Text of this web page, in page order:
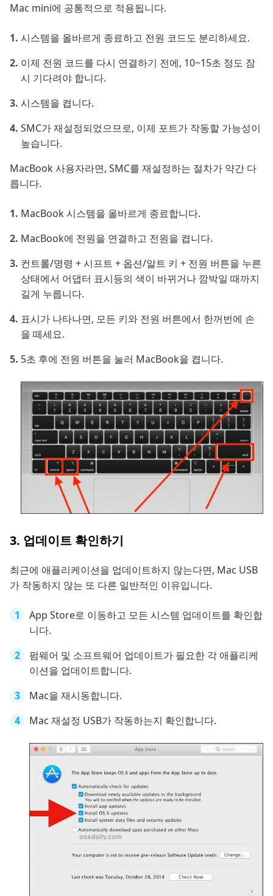
Mac mini에 공통적으로 적용됩니다.
시스템을 올바르게 종료하고 전원 코드도 분리하세요.
이제 전원 코드를 다시 연결하기 전에, 10~15초 정도 잠
시 기다려야 합니다.
시스템을 켭니다.
SMC가 재설정되었으므로, 이제 포트가 작동할 가능성이
높습니다.
MacBook 사용자라면, SMC를 재설정하는 절차가 약간 다
릅니다.
MacBook 시스템을 올바르게 종료합니다.
MacBook에 전원을 연결하고 전원을 켭니다.
컨트롤/명령 + 시프트 + 옵션/알트 키 + 전원 버튼을 누른
상태에서 어댑터 표시등의 색이 바뀌거나 깜박일 때까지
길게 누릅니다.
표시가 나타나면, 모든 키와 전원 버튼에서 한꺼번에 손
을 떼세요.
5초 후에 전원 버튼을 눌러 MacBook을 켭니다.
3. 업데이트 확인하기
최근에 애플리케이션을 업데이트하지 않는다면, Mac USB
가 작동하지 않는 또 다른 일반적인 이유입니다.
App Store로 이동하고 모든 시스템 업데이트를 확인합
니다.
펌웨어 및 소프트웨어 업데이트가 필요한 각 애플리케
이션을 업데이트합니다.
Mac을 재시동합니다.
Mac 재설정 USB가 작동하는지 확인합니다.